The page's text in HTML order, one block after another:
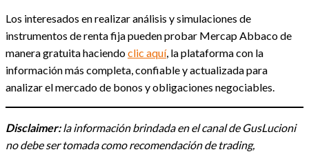
Los interesados en realizar análisis y simulaciones de
instrumentos de renta fija pueden probar Mercap Abbaco de
manera gratuita haciendoclic aquí, la plataforma con la
información más completa, confiable y actualizada para
analizar el mercado de bonos y obligaciones negociables.
Disclaimer:la información brindada en el canal de GusLucioni
no debe ser tomada como recomendación de trading,